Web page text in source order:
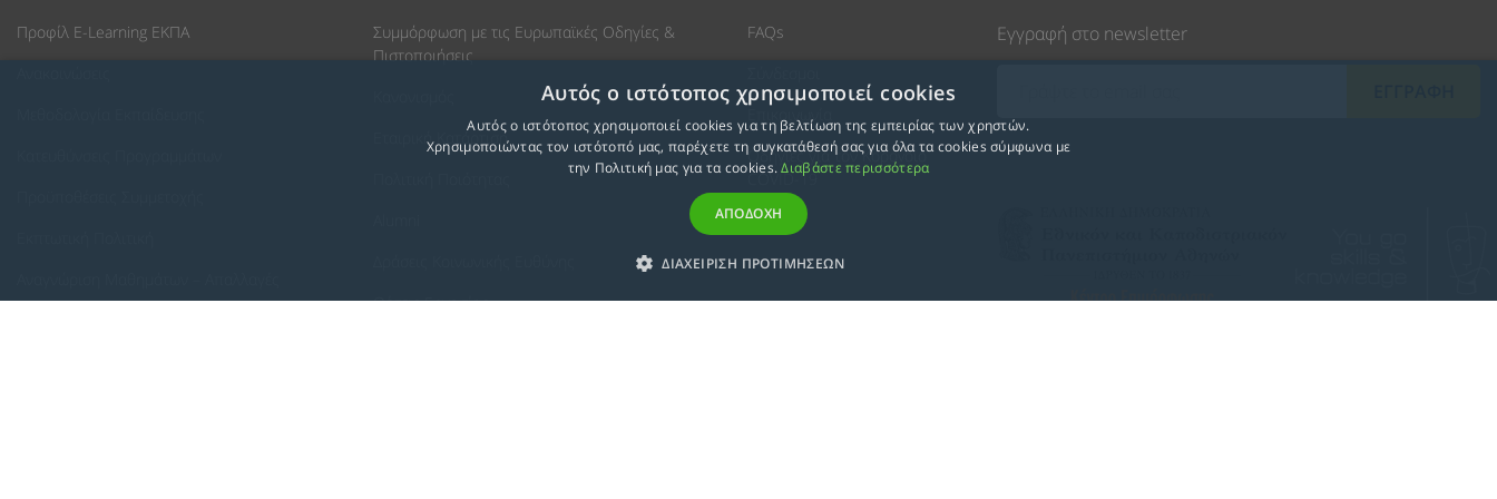
Προφίλ E-Learning ΕΚΠΑ
Συμμόρφωση με τις Ευρωπαϊκές Οδηγίες &
Πιστοποιήσεις
Εταιρική Κατάρτιση
Θέσεις Εργασίας
FAQs
Επικοινωνία
Οδηγίες για τον Κοροvοϊό
COVID-19
Εγγραφή στο newsletter
Αυτός ο ιστότοπος χρησιμοποιεί cookies
Αυτός ο ιστότοπος χρησιμοποιεί cookies για τη βελτίωση της εμπειρίας των χρηστών.
Χρησιμοποιώντας τον ιστότοπό μας, παρέχετε τη συγκατάθεσή σας για όλα τα cookies σύμφωνα με
την Πολιτική μας για τα cookies.Διαβάστε περισσότερα
ΑΠΟΔΟΧΗ
ΔΙΑΧΕΙΡΙΣΗ ΠΡΟΤΙΜΗΣΕΩΝ